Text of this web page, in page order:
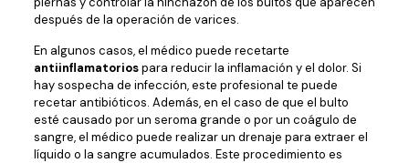
después de la operación de varices.
En algunos casos, el médico puede recetarte
antiinflamatoriospara reducir la inflamación y el dolor. Si
hay sospecha de infección, este profesional te puede
recetar antibióticos. Además, en el caso de que el bulto
esté causado por un seroma grande o por un coágulo de
sangre, el médico puede realizar un drenaje para extraer el
líquido o la sangre acumulados. Este procedimiento es